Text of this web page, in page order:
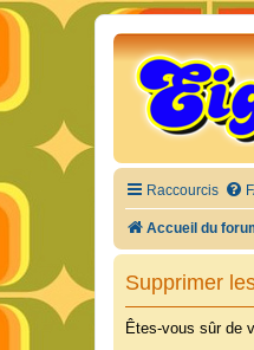
Raccourcis
Accueil du
Supprimer
Êtes-vous sûr de